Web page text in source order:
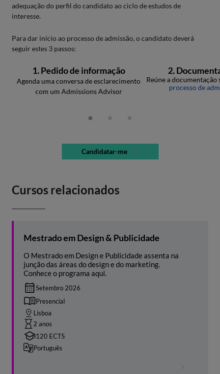
adequação do perfil do candidato ao ciclo de estudos de
interesse.
Para dar início ao processo de admissão, o candidato deverá
seguir estes 3 passos:
1. Pedido de informação
Agenda uma conversa de esclarecimento
com um Admissions Advisor
2.
Reúne a
processo de
Candidatar-me
Cursos relacionados
Mestrado em Design & Publicidade
O Mestrado em Design e Publicidade assenta na
junção das áreas do design e do marketing.
Conhece o programa aqui.
Setembro 2026
Presencial
Lisboa
2 anos
120 ECTS
Português